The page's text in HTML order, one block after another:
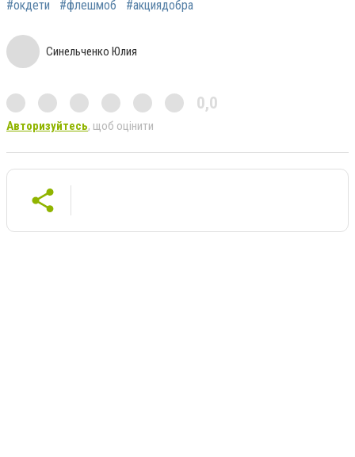
#окдети #флешмоб #акциядобра
Синельченко Юлия
0,0
Авторизуйтесь, щоб оцінити